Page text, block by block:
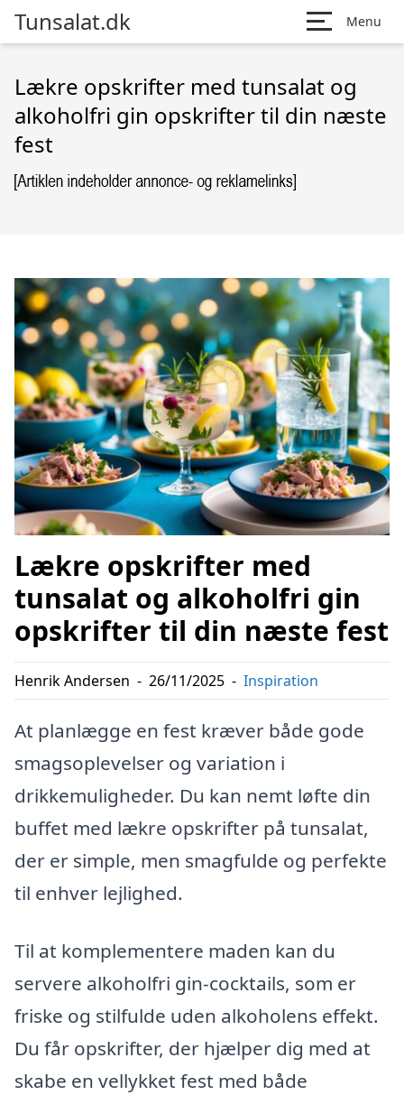
Tunsalat.dk Menu
Lækre opskrifter med tunsalat og
alkoholfri gin opskrifter til din næste
fest
Lækre opskrifter med
tunsalat og alkoholfri gin
opskrifter til din næste fest
Henrik Andersen - 26/11/2025 - Inspiration
At planlægge en fest kræver både gode
smagsoplevelser og variation i
drikkemuligheder. Du kan nemt løfte din
buffet med lækre opskrifter på tunsalat,
der er simple, men smagfulde og perfekte
til enhver lejlighed.
Til at komplementere maden kan du
servere alkoholfri gin-cocktails, som er
friske og stilfulde uden alkoholens effekt.
Du får opskrifter, der hjælper dig med at
skabe en vellykket fest med både